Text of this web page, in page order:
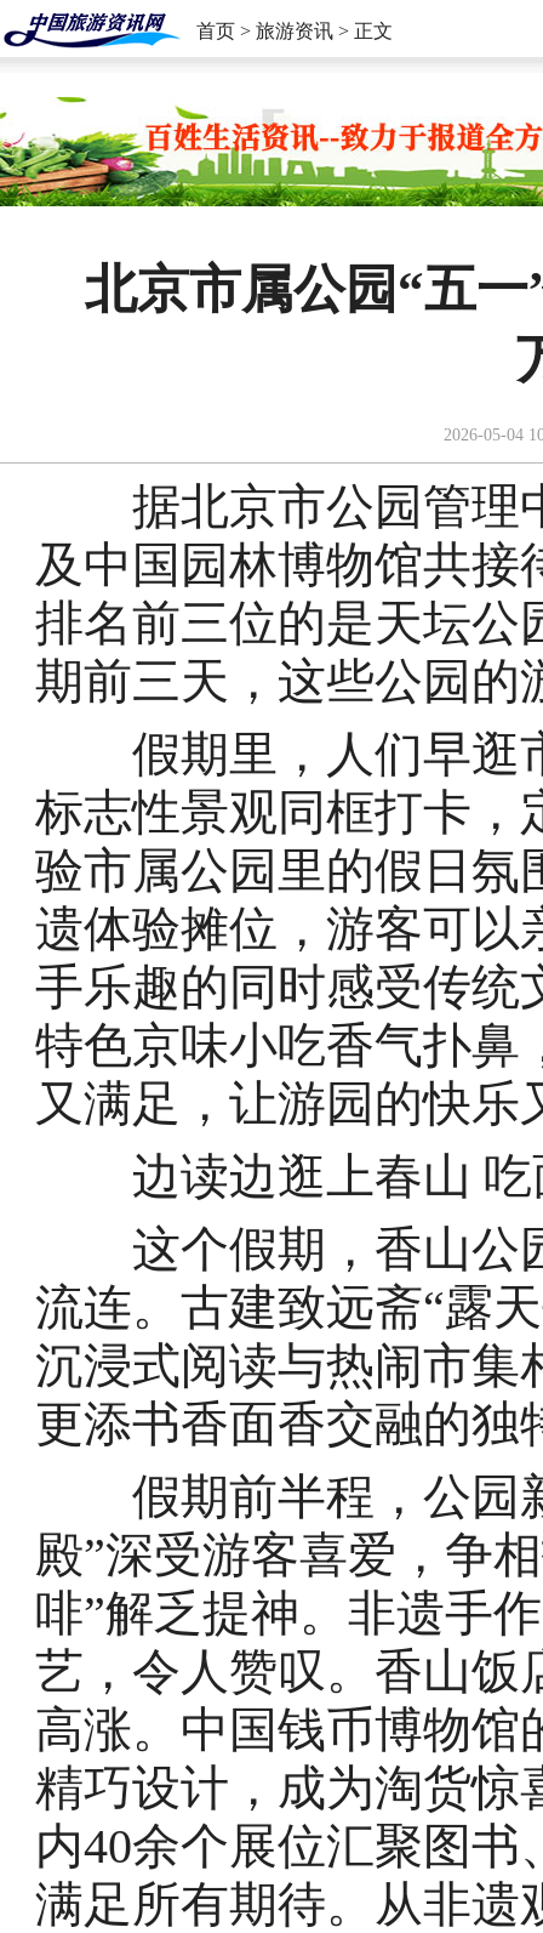
首页 > 旅游资讯 > 正文
北京市属公园“五
2026-05-04
据北京市公园管理
及中国园林博物馆共接
排名前三位的是天坛公
期前三天，这些公园的
假期里，人们早逛
标志性景观同框打卡，
验市属公园里的假日氛
遗体验摊位，游客可以
手乐趣的同时感受传统
特色京味小吃香气扑鼻
又满足，让游园的快
边读边逛上春山 吃
这个假期，香山公
流连。古建致远斋“露
沉浸式阅读与热闹市集
更添书香面香交融的独
假期前半程，公园
殿”深受游客喜爱，争
啡”解乏提神。非遗手
艺，令人赞叹。香山饭
高涨。中国钱币博物馆
精巧设计，成为淘货
内40余个展位汇聚图
满足所有期待。从非遗